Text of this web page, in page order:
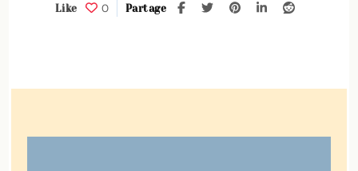
0
Like Partage